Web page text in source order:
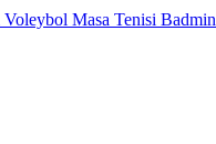
Voleybol Masa Tenisi